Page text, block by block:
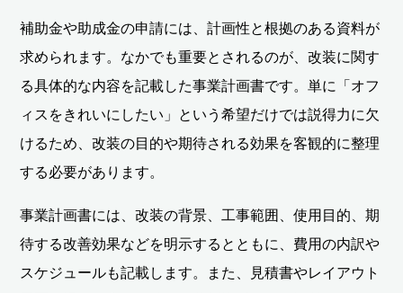
補助金や助成金の申請には、計画性と根拠のある資料が
求められます。なかでも重要とされるのが、改装に関す
る具体的な内容を記載した事業計画書です。単に「オフ
ィスをきれいにしたい」という希望だけでは説得力に欠
けるため、改装の目的や期待される効果を客観的に整理
する必要があります。
事業計画書には、改装の背景、工事範囲、使用目的、期
待する改善効果などを明示するとともに、費用の内訳や
スケジュールも記載します。また、見積書やレイアウト